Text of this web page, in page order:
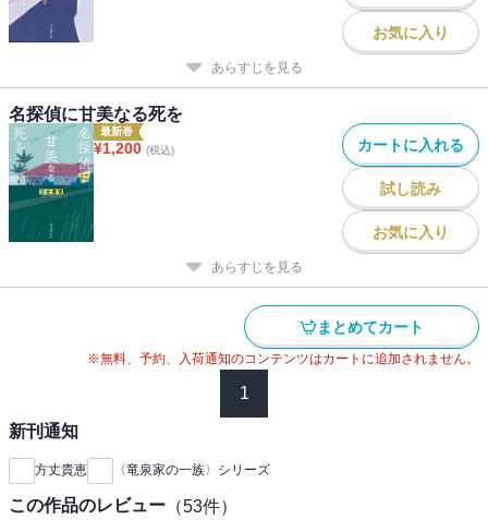
お気に入り
あらすじを見る
名探偵に甘美なる死を
最新巻
¥1,200 (税込) カートに入れる
試し読み
お気に入り
あらすじを見る
まとめてカート
※無料、予約、入荷通知のコンテンツはカートに追加されません。
1
新刊通知
方丈貴恵 〈竜泉家の一族〉シリーズ
この作品のレビュー （53件）